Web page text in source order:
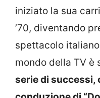
iniziato la sua
’70, diventando
spettacolo
mondo della TV è
serie di successi,